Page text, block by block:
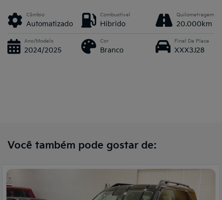
Câmbio
Automatizado
Combustível
Hibrido
Quilometragem
20.000km
Ano/Modelo
2024/2025
Cor
Branco
Final Da Placa
XXX3J28
Você também pode gostar de: